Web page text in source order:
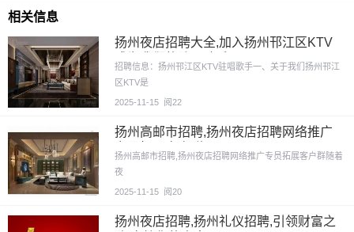
相关信息
扬州夜店招聘大全,加入扬州邗江区KTV
招聘信息：扬州邗江区KTV驻唱歌手一、关于我们扬州邗江
区KTV是
2025-11-15 阅22
扬州高邮市招聘,扬州夜店招聘网络推广
扬州高邮市招聘,扬州夜店招聘网络推广专员拓展客户群随着
夜
2025-11-15 阅20
扬州夜店招聘,扬州礼仪招聘,引领财富之